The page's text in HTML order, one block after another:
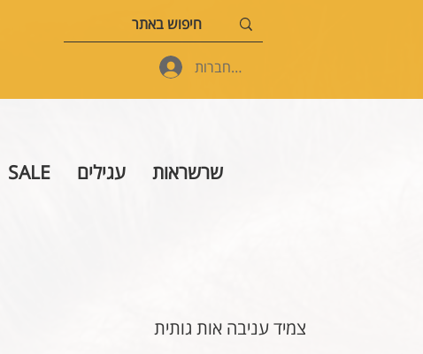
להתחברות
שרשראות עגילים SALE
צמיד עניבה אות גותית